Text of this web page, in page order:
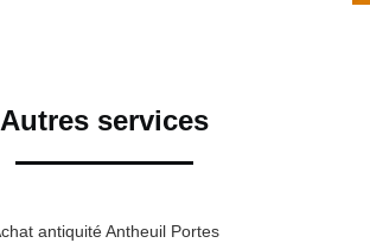
Autres services
antiquité Antheuil Portes